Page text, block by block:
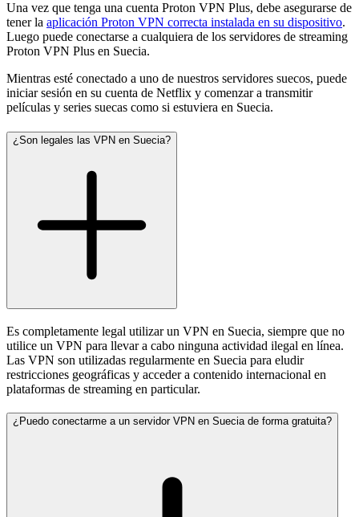
Una vez que tenga una cuenta Proton VPN Plus, debe asegurarse de
tener la aplicación Proton VPN correcta instalada en su dispositivo.
Luego puede conectarse a cualquiera de los servidores de streaming
Proton VPN Plus en Suecia.
Mientras esté conectado a uno de nuestros servidores suecos, puede
iniciar sesión en su cuenta de Netflix y comenzar a transmitir
películas y series suecas como si estuviera en Suecia.
¿Son legales las VPN en Suecia?
Es completamente legal utilizar un VPN en Suecia, siempre que no
utilice un VPN para llevar a cabo ninguna actividad ilegal en línea.
Las VPN son utilizadas regularmente en Suecia para eludir
restricciones geográficas y acceder a contenido internacional en
plataformas de streaming en particular.
¿Puedo conectarme a un servidor VPN en Suecia de forma gratuita?